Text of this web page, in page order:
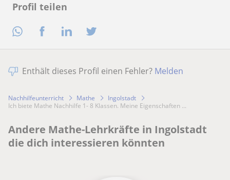
Profil teilen
Enthält dieses Profil einen Fehler? Melden
Nachhilfeunterricht Mathe
Ingolstadt
Ich biete Mathe Nachhilfe 1- 8 Klassen. Meine Eigenschaften ...
Andere Mathe-Lehrkräfte in Ingolstadt
die dich interessieren könnten